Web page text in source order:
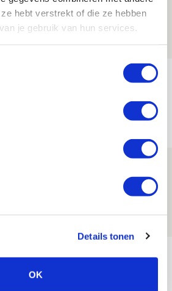
hebt verstrekt of die ze hebben
je gebruik van hun services.
Details tonen
OK
in fotoverslag van
nam af’